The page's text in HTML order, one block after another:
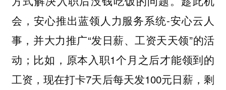
会，安心推出蓝领人力服务系统-安心云人
事，并大力推广“发日薪、工资天天领”的活
动；比如，原本入职1个月之后才能领到的
工资，现在打卡7天后每天发100元日薪，剩